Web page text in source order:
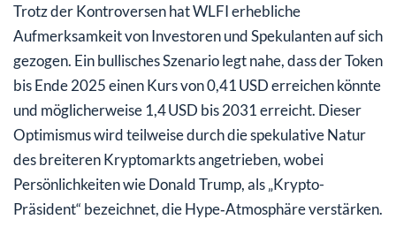
Trotz der Kontroversen hat WLFI erhebliche
Aufmerksamkeit von Investoren und Spekulanten auf sich
gezogen. Ein bullisches Szenario legt nahe, dass der Token
bis Ende 2025 einen Kurs von 0,41 USD erreichen könnte
und möglicherweise 1,4 USD bis 2031 erreicht. Dieser
Optimismus wird teilweise durch die spekulative Natur
des breiteren Kryptomarkts angetrieben, wobei
Persönlichkeiten wie Donald Trump, als „Krypto-
Präsident“ bezeichnet, die Hype‑Atmosphäre verstärken.